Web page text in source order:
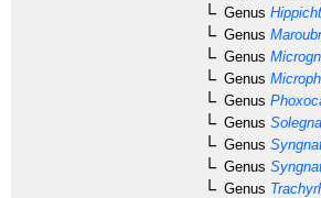
Genus
Genus
Genus
Genus
Genus
Genus
Genus
Genus
Genus